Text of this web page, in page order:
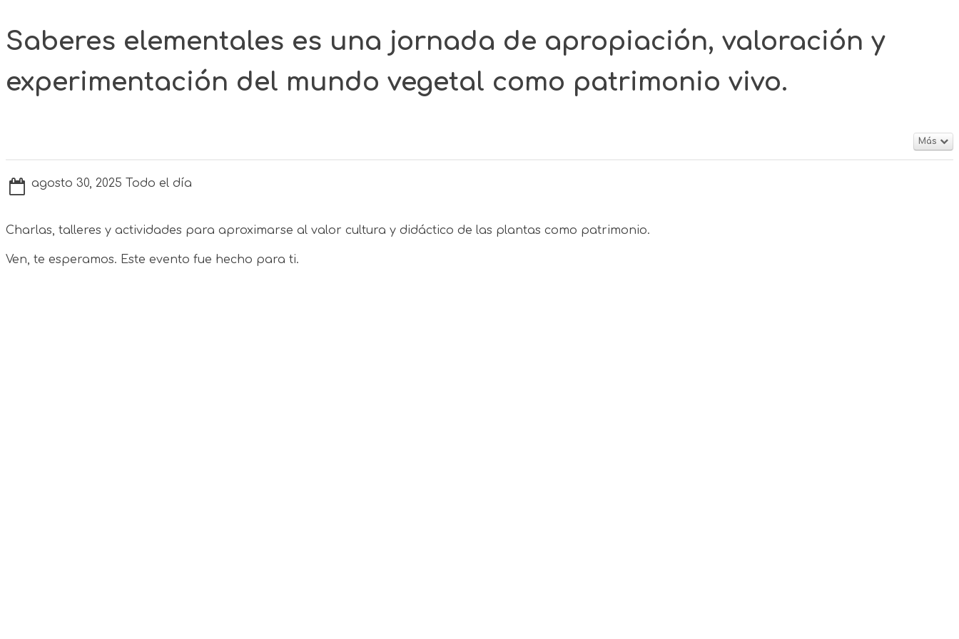
Saberes elementales es una jornada de apropiación, valoración y
experimentación del mundo vegetal como patrimonio vivo.
Más
agosto 30, 2025 Todo el día
Charlas, talleres y actividades para aproximarse al valor cultura y didáctico de las plantas como patrimonio.
Ven, te esperamos. Este evento fue hecho para ti.